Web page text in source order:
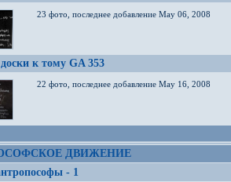
23 фото, последнее добавление May 06, 2008
к тому GA 353
22 фото, последнее добавление May 16, 2008
ДВИЖЕНИЕ
- 1